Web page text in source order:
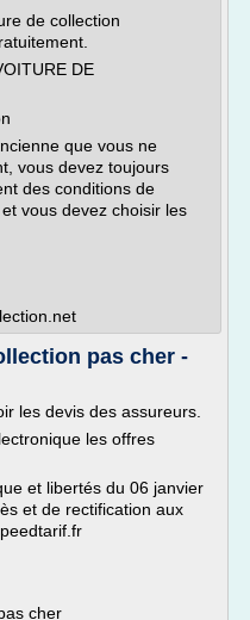
de collection
DE
que vous ne
vous devez toujours
des conditions de
vous devez choisir les
pas cher -
les devis des assureurs.
les offres
et libertés du 06 janvier
et de rectification aux
cher